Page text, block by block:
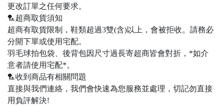
更改訂單之任何要求。
🏸超商取貨須知
超商有取貨限制，鞋類超過3雙(含)以上，會被拒收。請務必
分開下單或使用宅配。
羽毛球拍包袋、後背包因尺寸過長寄超商皆會對折，*如介
意者請使用宅配*。
🏸收到商品有相關問題
直接與我們連絡，我們會快速為您服務並處理，切記勿直接
用負評解決!